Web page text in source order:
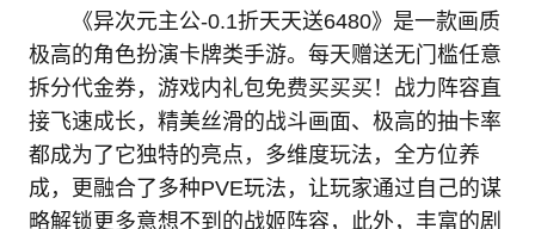
《异次元主公-0.1折天天送6480》是一款画质
极高的角色扮演卡牌类手游。每天赠送无门槛任意
拆分代金券，游戏内礼包免费买买买！战力阵容直
接飞速成长，精美丝滑的战斗画面、极高的抽卡率
都成为了它独特的亮点，多维度玩法，全方位养
成，更融合了多种PVE玩法，让玩家通过自己的谋
略解锁更多意想不到的战姬阵容，此外，丰富的剧